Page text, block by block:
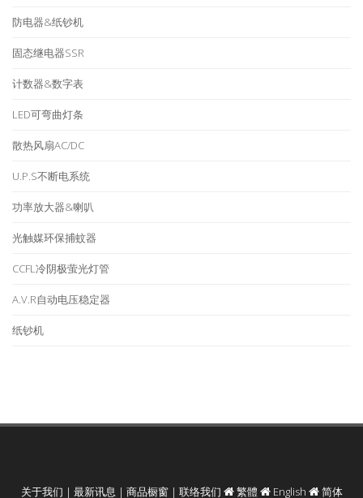
防电器&纸钞机
固态继电器SSR
计数器&数字表
LED可弯曲灯条
散热风扇AC/DC
U.P.S不断电系统
功率放大器&喇叭
光触媒环保捕蚊器
CCFL冷阴极萤光灯管
A.V.R自动电压稳定器
纸钞机
关于我们 | 最新讯息 | 商品橱窗| 联络我们 繁體 English 简体